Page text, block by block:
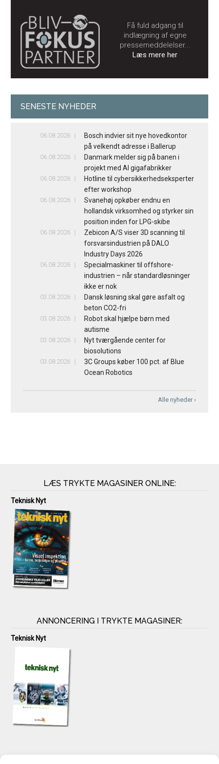
Få fuld adgang til
indlægning af egne
pressemeddelelser...
Læs mere her
SENESTE NYHEDER
06.08.2026
Bosch indvier sit nye hovedkontor
på velkendt adresse i Ballerup
06.08.2026
Danmark melder sig på banen i
projekt med AI gigafabrikker
06.08.2026
Hotline til cybersikkerhedseksperter
efter workshop
06.08.2026
Svanehøj opkøber endnu en
hollandsk virksomhed og styrker sin
position inden for LPG-skibe
06.08.2026
Zebicon A/S viser 3D scanning til
forsvarsindustrien på DALO
Industry Days 2026
06.08.2026
Specialmaskiner til offshore-
industrien – når standardløsninger
ikke er nok
03.08.2026
Dansk løsning skal gøre asfalt og
beton CO2-fri
03.08.2026
Robot skal hjælpe børn med
autisme
03.08.2026
Nyt tværgående center for
biosolutions
03.08.2026
3C Groups køber 100 pct. af Blue
Ocean Robotics
Alle nyheder ›
LÆS TRYKTE MAGASINER ONLINE:
Teknisk Nyt
ANNONCERING I TRYKTE MAGASINER:
Teknisk Nyt